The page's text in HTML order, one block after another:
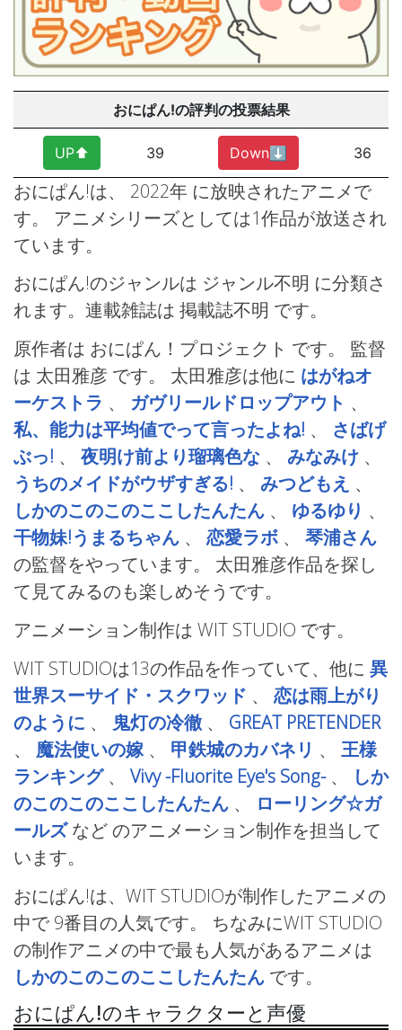
おにぱん!の評判の投票結果
UP⬆︎ 39 Down⬇︎ 36
おにぱん!は、 2022年 に放映されたアニメで
す。 アニメシリーズとしては1作品が放送され
ています。
おにぱん!のジャンルは ジャンル不明 に分類さ
れます。連載雑誌は 掲載誌不明 です。
原作者は おにぱん！プロジェクト です。 監督
は 太田雅彦 です。 太田雅彦は他に はがねオ
ーケストラ 、 ガヴリールドロップアウト 、
私、能力は平均値でって言ったよね! 、 さばげ
ぶっ! 、 夜明け前より瑠璃色な 、 みなみけ 、
うちのメイドがウザすぎる! 、 みつどもえ 、
しかのこのこのここしたんたん 、 ゆるゆり 、
干物妹!うまるちゃん 、 恋愛ラボ 、 琴浦さん
の監督をやっています。 太田雅彦作品を探し
て見てみるのも楽しめそうです。
アニメーション制作は WIT STUDIO です。
WIT STUDIOは13の作品を作っていて、他に 異
世界スーサイド・スクワッド 、 恋は雨上がり
のように 、 鬼灯の冷徹 、 GREAT PRETENDER
、 魔法使いの嫁、 甲鉄城のカバネリ 、 王様
ランキング、 Vivy -Fluorite Eye's Song-、
しか
のこのこのここしたんたん 、
ローリング☆ガ
ールズ などのアニメーション制作を担当して
います。
おにぱん!は、WIT STUDIOが制作したアニメの
中で 9番目の人気です。 ちなみにWIT STUDIO
の制作アニメの中で最も人気があるアニメは
しかのこのこのここしたんたん です。
おにぱん!のキャラクターと声優